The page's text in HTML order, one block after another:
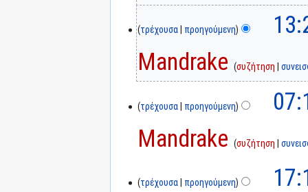
τρέχουσα προηγούμενη
Mandrake
συζήτηση
τρέχουσα προηγούμενη
Mandrake
συζήτηση
τρέχουσα προηγούμενη